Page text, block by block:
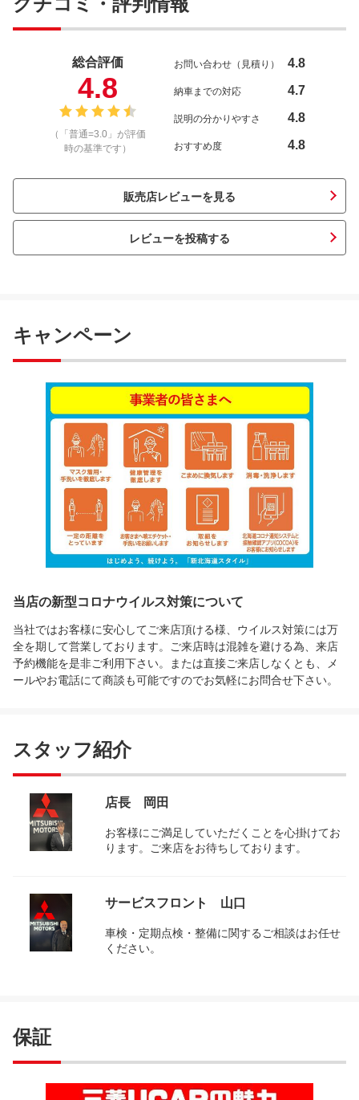
総合評価
4.8
（「普通=3.0」が評価
時の基準です）
お問い合わせ（見積り） 4.8
納車までの対応 4.7
説明の分かりやすさ 4.8
おすすめ度 4.8
販売店レビューを見る
レビューを投稿する
キャンペーン
当店の新型コロナウイルス対策について
当社ではお客様に安心してご来店頂ける様、ウイルス対策には万
全を期して営業しております。ご来店時は混雑を避ける為、来店
予約機能を是非ご利用下さい。または直接ご来店しなくとも、メ
ールやお電話にて商談も可能ですのでお気軽にお問合せ下さい。
スタッフ紹介
店長 岡田
お客様にご満足していただくことを心掛けてお
ります。ご来店をお待ちしております。
サービスフロント 山口
車検・定期点検・整備に関するご相談はお任せ
ください。
保証